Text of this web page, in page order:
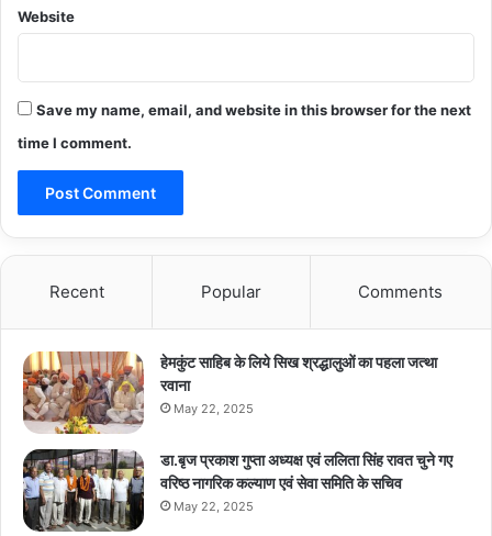
Website
Save my name, email, and website in this browser for the next
time I comment.
Recent Popular Comments
हेमकुंट साहिब के लिये सिख श्रद्धालुओं का पहला जत्था
रवाना
May 22, 2025
डा.बृज प्रकाश गुप्ता अध्यक्ष एवं ललिता सिंह रावत चुने गए
वरिष्ठ नागरिक कल्याण एवं सेवा समिति के सचिव
May 22, 2025